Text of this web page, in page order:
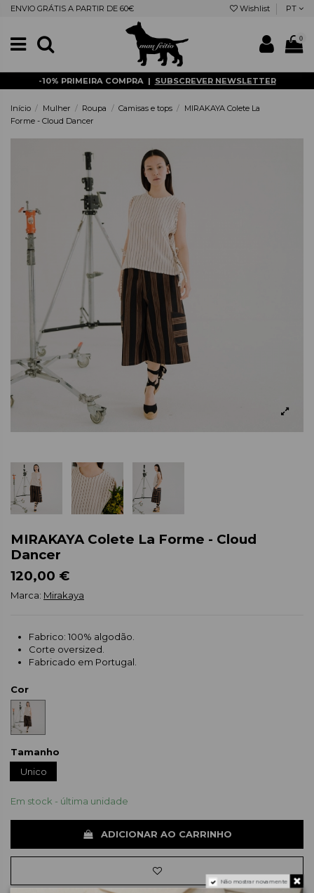
ENVIO GRÁTIS A PARTIR DE 60€ Wishlist PT
0
-10% PRIMEIRA COMPRA | SUBSCREVER NEWSLETTER
Início Mulher Roupa Camisas e tops
MIRAKAYA Colete La
Forme - Cloud Dancer
MIRAKAYA Colete La Forme - Cloud
Dancer
120,00 €
Marca: Mirakaya
Fabrico: 100% algodão.
Corte oversized.
Fabricado em Portugal.
Cor
Tamanho
Unico
Em stock - última unidade
ADICIONAR AO CARRINHO
Não mostrar novamente